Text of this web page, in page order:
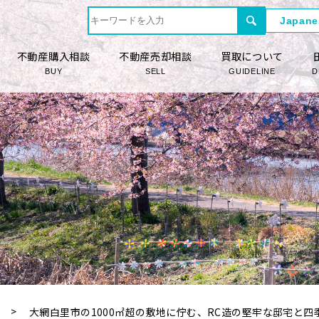
不動産購入相談
BUY
不動産売却相談
SELL
買取について
GUIDELINE
大網白里市の1000㎡超の敷地に佇む、RC造の堅牢な邸宅と四